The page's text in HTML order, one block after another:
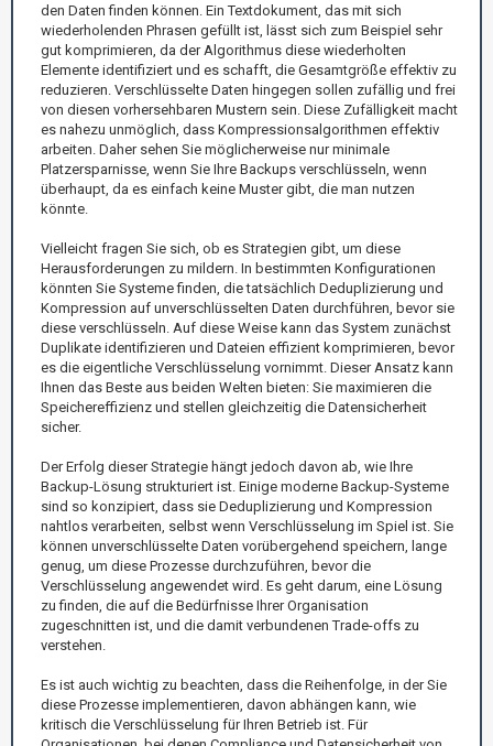
den Daten finden können. Ein Textdokument, das mit sich
wiederholenden Phrasen gefüllt ist, lässt sich zum Beispiel sehr
gut komprimieren, da der Algorithmus diese wiederholten
Elemente identifiziert und es schafft, die Gesamtgröße effektiv zu
reduzieren. Verschlüsselte Daten hingegen sollen zufällig und frei
von diesen vorhersehbaren Mustern sein. Diese Zufälligkeit macht
es nahezu unmöglich, dass Kompressionsalgorithmen effektiv
arbeiten. Daher sehen Sie möglicherweise nur minimale
Platzersparnisse, wenn Sie Ihre Backups verschlüsseln, wenn
überhaupt, da es einfach keine Muster gibt, die man nutzen
könnte.
Vielleicht fragen Sie sich, ob es Strategien gibt, um diese
Herausforderungen zu mildern. In bestimmten Konfigurationen
könnten Sie Systeme finden, die tatsächlich Deduplizierung und
Kompression auf unverschlüsselten Daten durchführen, bevor sie
diese verschlüsseln. Auf diese Weise kann das System zunächst
Duplikate identifizieren und Dateien effizient komprimieren, bevor
es die eigentliche Verschlüsselung vornimmt. Dieser Ansatz kann
Ihnen das Beste aus beiden Welten bieten: Sie maximieren die
Speichereffizienz und stellen gleichzeitig die Datensicherheit
sicher.
Der Erfolg dieser Strategie hängt jedoch davon ab, wie Ihre
Backup-Lösung strukturiert ist. Einige moderne Backup-Systeme
sind so konzipiert, dass sie Deduplizierung und Kompression
nahtlos verarbeiten, selbst wenn Verschlüsselung im Spiel ist. Sie
können unverschlüsselte Daten vorübergehend speichern, lange
genug, um diese Prozesse durchzuführen, bevor die
Verschlüsselung angewendet wird. Es geht darum, eine Lösung
zu finden, die auf die Bedürfnisse Ihrer Organisation
zugeschnitten ist, und die damit verbundenen Trade-offs zu
verstehen.
Es ist auch wichtig zu beachten, dass die Reihenfolge, in der Sie
diese Prozesse implementieren, davon abhängen kann, wie
kritisch die Verschlüsselung für Ihren Betrieb ist. Für